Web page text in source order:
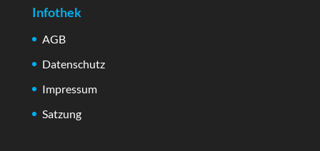
Infothek
AGB
Datenschutz
Impressum
Satzung